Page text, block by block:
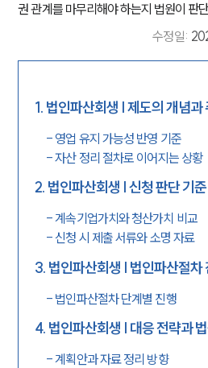
권 관계를 마무리해야 하는지 법원이 판
수정일:
1. 법인파산회생 | 제도의 개념과
-영업 유지 가능성 반영 기준
-자산 정리 절차로 이어지는 상황
2. 법인파산회생 | 신청 판단 기준
-계속기업가치와 청산가치 비교
-신청 시 제출 서류와 소명 자료
3. 법인파산회생 | 법인파산절차
- 법인파산절차 단계별 진행
4. 법인파산회생 | 대응 전략과
-계획안과 자료 정리 방향